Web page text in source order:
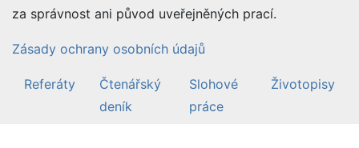
za správnost ani původ uveřejněných prací.
Zásady ochrany osobních údajů
Referáty
Čtenářský
deník
Slohové
práce
Životopisy